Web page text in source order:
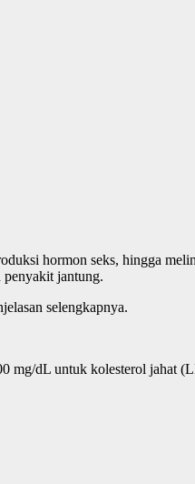
hormon seks, hingga
penyakit jantung.
selengkapnya.
mg/dL untuk kolesterol jahat